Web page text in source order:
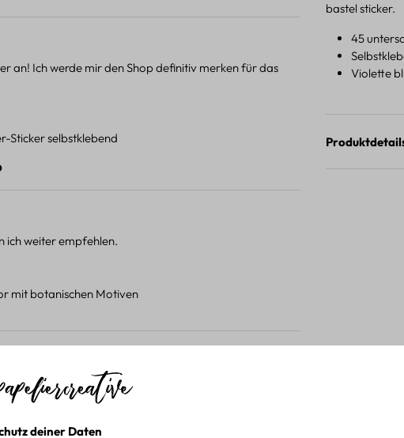
bastel sticker.
45
Violette
an! Ich werde mir den Shop definitiv merken für das
Sticker selbstklebend
ich weiter empfehlen.
mit botanischen Motiven
sie wieder kaufen.
mit Wald- und Tiermotiven
deiner Daten